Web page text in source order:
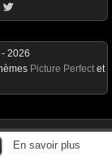
En savoir plus
2026
Picture Perfect et